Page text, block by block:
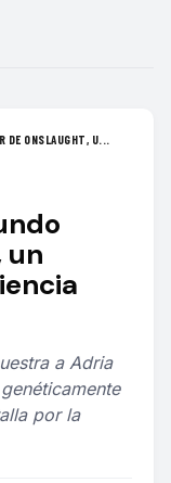
DE ONSLAUGHT, U...
un
a Adria
por la